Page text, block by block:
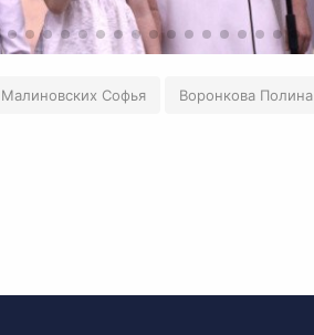
Малиновских Софья Воронкова Полина